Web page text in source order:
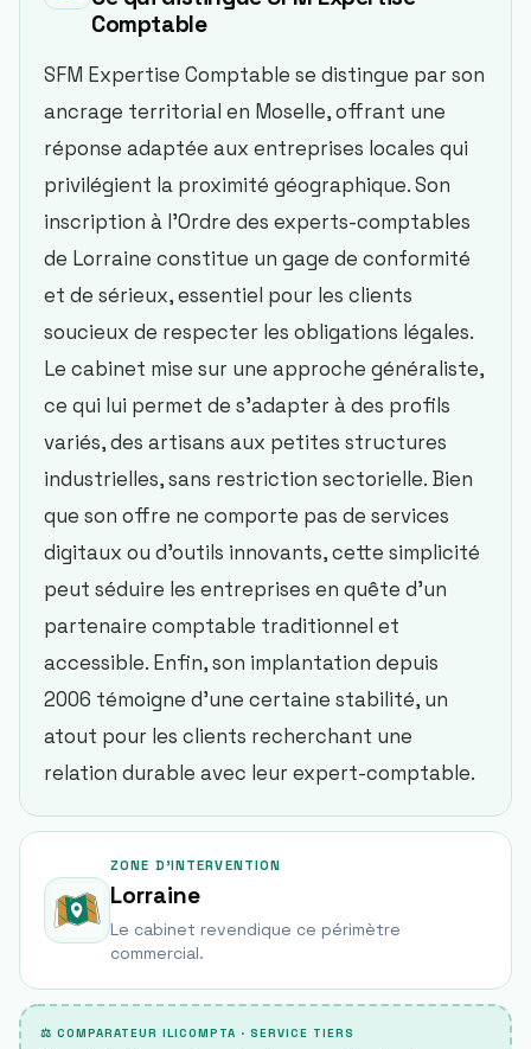
Comptable
SFM Expertise Comptable se distingue par son
ancrage territorial en Moselle, offrant une
réponse adaptée aux entreprises locales qui
privilégient la proximité géographique. Son
inscription à l’Ordre des experts-comptables
de Lorraine constitue un gage de conformité
et de sérieux, essentiel pour les clients
soucieux de respecter les obligations légales.
Le cabinet mise sur une approche généraliste,
ce qui lui permet de s’adapter à des profils
variés, des artisans aux petites structures
industrielles, sans restriction sectorielle. Bien
que son offre ne comporte pas de services
digitaux ou d’outils innovants, cette simplicité
peut séduire les entreprises en quête d’un
partenaire comptable traditionnel et
accessible. Enfin, son implantation depuis
2006 témoigne d’une certaine stabilité, un
atout pour les clients recherchant une
relation durable avec leur expert-comptable.
ZONE D'INTERVENTION
Lorraine
Le cabinet revendique ce périmètre
commercial.
⚖ COMPARATEUR ILICOMPTA · SERVICE TIERS